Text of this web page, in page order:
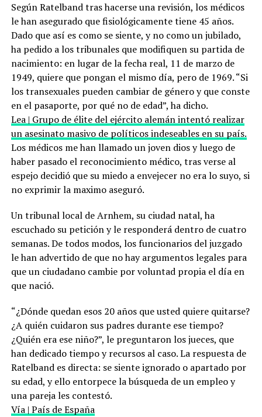
Según Ratelband tras hacerse una revisión, los médicos
le han asegurado que fisiológicamente tiene 45 años.
Dado que así es como se siente, y no como un jubilado,
ha pedido a los tribunales que modifiquen su partida de
nacimiento: en lugar de la fecha real, 11 de marzo de
1949, quiere que pongan el mismo día, pero de 1969. “Si
los transexuales pueden cambiar de género y que conste
en el pasaporte, por qué no de edad”, ha dicho.
Lea | Grupo de élite del ejército alemán intentó realizar
un asesinato masivo de políticos indeseables en su país.
Los médicos me han llamado un joven dios y luego de
haber pasado el reconocimiento médico, tras verse al
espejo decidió que su miedo a envejecer no era lo suyo, si
no exprimir la maximo aseguró.
Un tribunal local de Arnhem, su ciudad natal, ha
escuchado su petición y le responderá dentro de cuatro
semanas. De todos modos, los funcionarios del juzgado
le han advertido de que no hay argumentos legales para
que un ciudadano cambie por voluntad propia el día en
que nació.
“¿Dónde quedan esos 20 años que usted quiere quitarse?
¿A quién cuidaron sus padres durante ese tiempo?
¿Quién era ese niño?”, le preguntaron los jueces, que
han dedicado tiempo y recursos al caso. La respuesta de
Ratelband es directa: se siente ignorado o apartado por
su edad, y ello entorpece la búsqueda de un empleo y
una pareja les contestó.
Vía | País de España